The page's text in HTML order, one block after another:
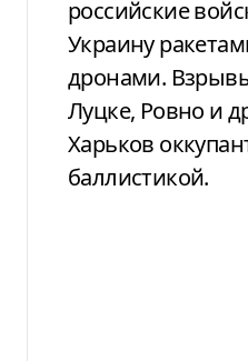
российские
Украину
дронами.
Луцке, Ровно и
Харьков
баллистикой.